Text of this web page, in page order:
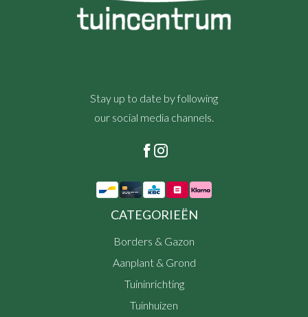
Stay up to date by following
our social media channels.
CATEGORIEËN
Borders & Gazon
Aanplant & Grond
Tuininrichting
Tuinhuizen